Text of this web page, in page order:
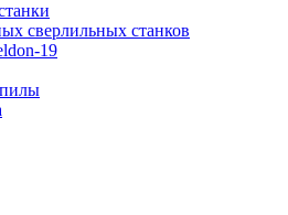
сверлильных станков
19